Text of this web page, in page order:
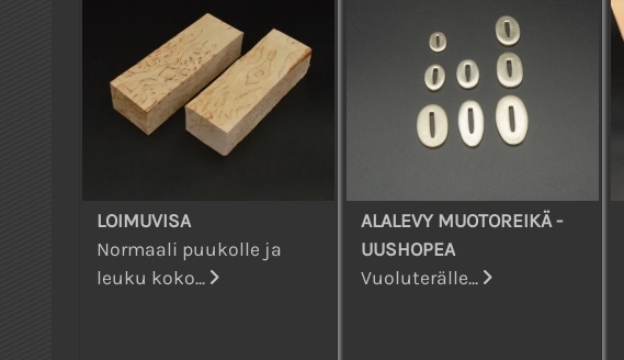
LOIMUVISA
Normaali puukolle ja
leuku koko...
ALALEVY MUOTOREIKÄ -
UUSHOPEA
Vuoluterälle...